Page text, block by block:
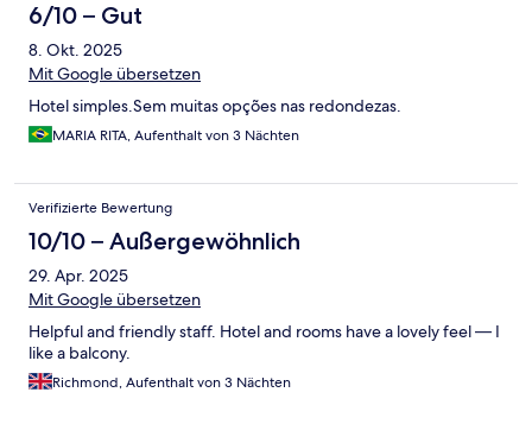
6/10 – Gut
8. Okt. 2025
Mit Google übersetzen
Hotel simples.Sem muitas opções nas redondezas.
MARIA RITA, Aufenthalt von 3 Nächten
Verifizierte Bewertung
10/10 – Außergewöhnlich
29. Apr. 2025
Mit Google übersetzen
Helpful and friendly staff. Hotel and rooms have a lovely feel — I
like a balcony.
Richmond, Aufenthalt von 3 Nächten